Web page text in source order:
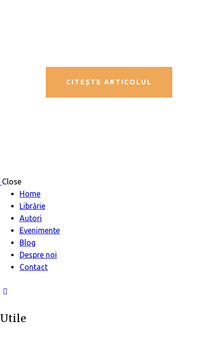
CITEȘTE ARTICOLUL
Close
Home
Librărie
Autori
Evenimente
Blog
Despre noi
Contact
Utile